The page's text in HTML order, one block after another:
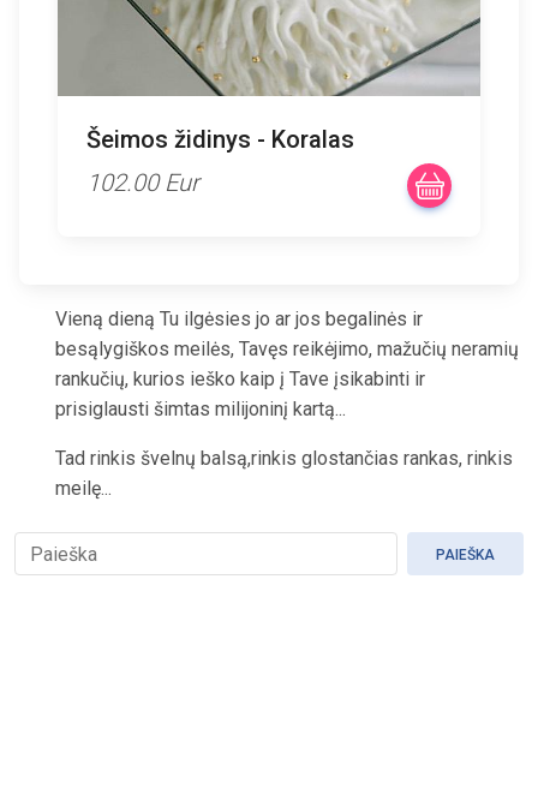
Šeimos židinys - Koralas
102.00 Eur
Vieną dieną Tu ilgėsies jo ar jos begalinės ir
besąlygiškos meilės, Tavęs reikėjimo, mažučių neramių
rankučių, kurios ieško kaip į Tave įsikabinti ir
prisiglausti šimtas milijoninį kartą...
Tad rinkis švelnų balsą,rinkis glostančias rankas, rinkis
meilę...
PAIEŠKA